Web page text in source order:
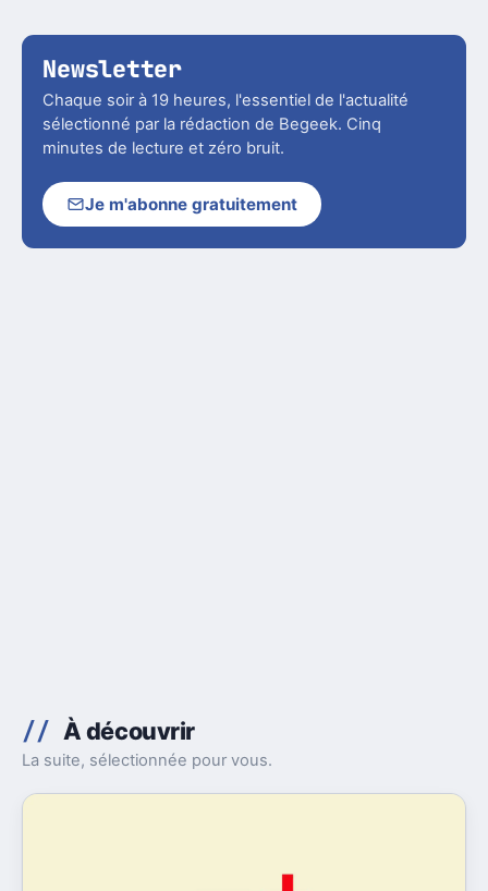
Newsletter
Chaque soir à 19 heures, l'essentiel de l'actualité
sélectionné par la rédaction de Begeek. Cinq
minutes de lecture et zéro bruit.
Je m'abonne gratuitement
À découvrir
La suite, sélectionnée pour vous.